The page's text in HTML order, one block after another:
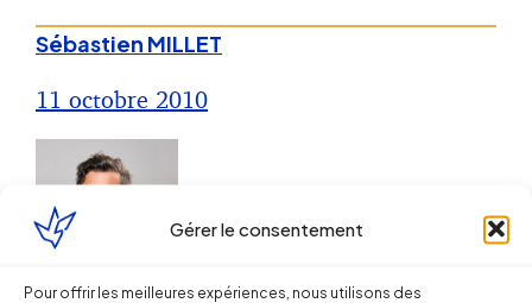
Gérer le consentement
Pour offrir les meilleures expériences, nous utilisons des
Sébastien MILLET
11 octobre 2010